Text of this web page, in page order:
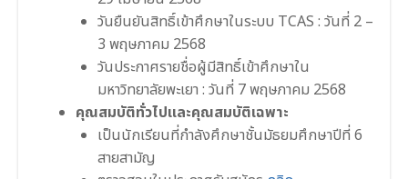
วันยืนยันสิทธิ์เข้าศึกษาในระบบ TCAS : วันที่ 2 –
3 พฤษภาคม 2568
วันประกาศรายชื่อผู้มีสิทธิ์เข้าศึกษาใน
มหาวิทยาลัยพะเยา : วันที่ 7 พฤษภาคม 2568
คุณสมบัติทั่วไปและคุณสมบัติเฉพาะ
เป็นนักเรียนที่กำลังศึกษาชั้นมัธยมศึกษาปีที่ 6
สายสามัญ